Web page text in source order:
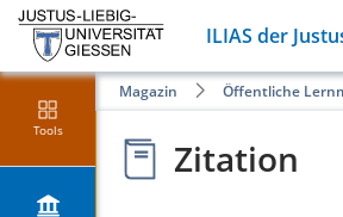
ILIAS der
Tools
Magazin Öffentliche
Zitation